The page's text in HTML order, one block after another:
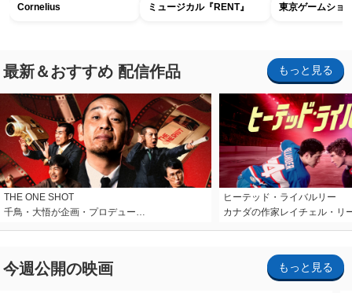
Cornelius ミュージカル『RENT』 東京ゲームショ
最新＆おすすめ 配信作品 もっと見る
THE ONE SHOT
千鳥・大悟が企画・プロデュー…
ヒーテッド・ライバルリー
カナダの作家レイチェル・リ
今週公開の映画 もっと見る